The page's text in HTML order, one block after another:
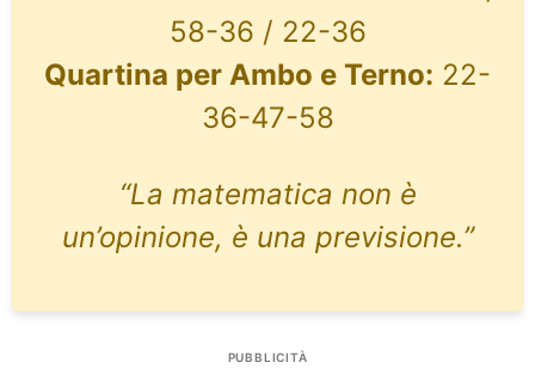
58-36 / 22-36
Quartina per Ambo e Terno: 22-
36-47-58
“La matematica non è
un’opinione, è una previsione.”
PUBBLICITÀ